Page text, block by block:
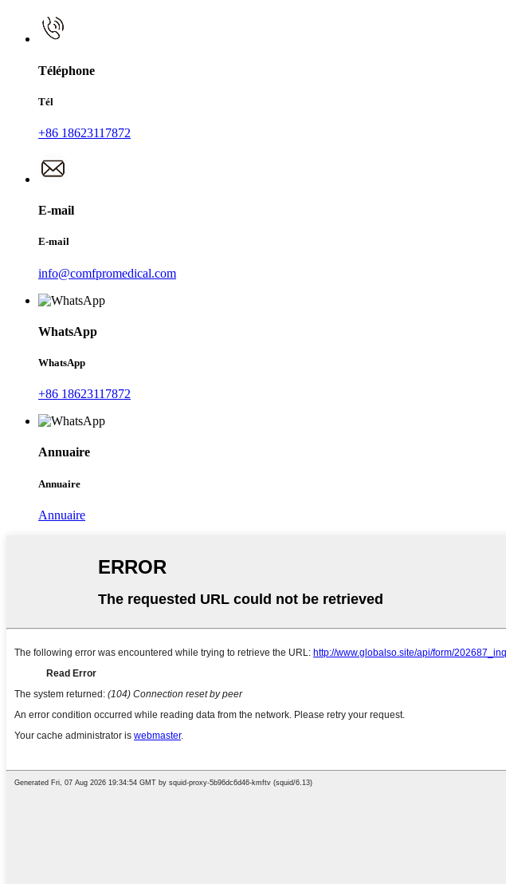
Téléphone
Tél
+86 18623117872
E-mail
E-mail
info@comfpromedical.com
WhatsApp
WhatsApp
+86 18623117872
Annuaire
Annuaire
Annuaire